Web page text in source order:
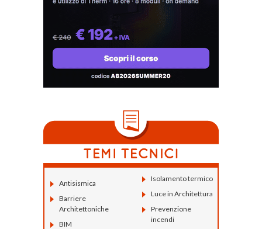
Antisismica
Barriere
Architettoniche
BIM
Isolamento termico
Luce in Architettura
Prevenzione
incendi